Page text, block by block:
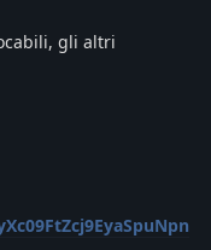
gli altri